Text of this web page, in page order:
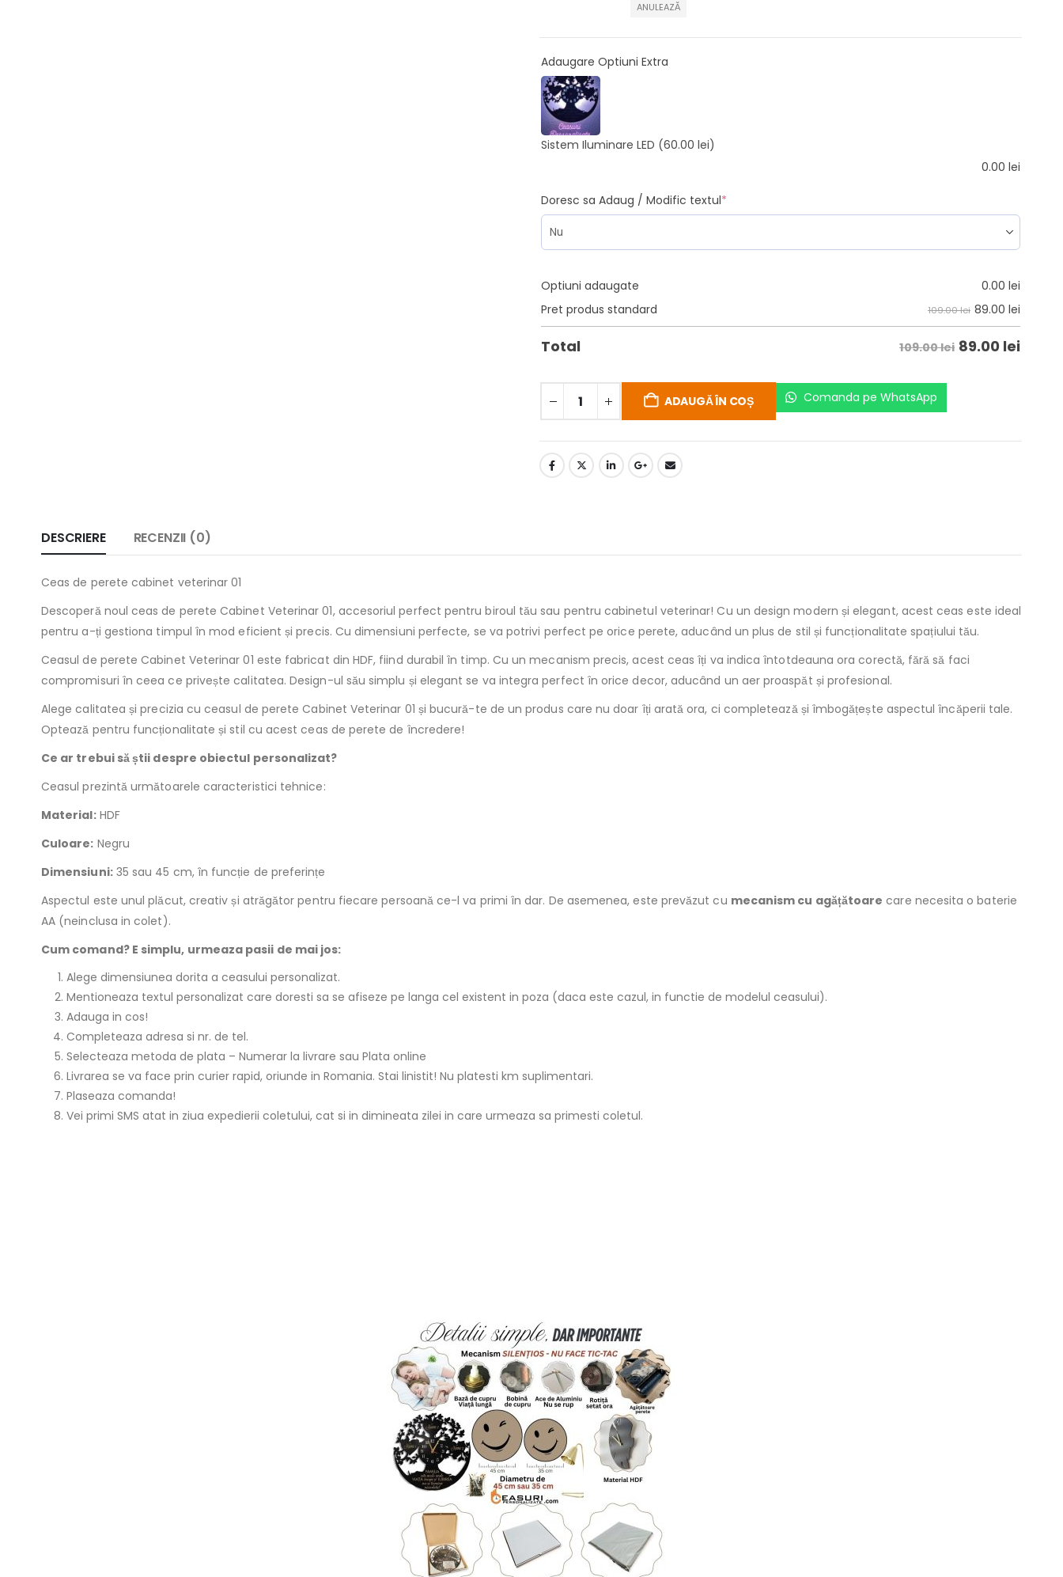
ANULEAZĂ
Adaugare Optiuni Extra
Sistem Iluminare LED (60.00 lei)
0.00 lei
Doresc sa Adaug / Modific textul*
Optiuni adaugate 0.00 lei
Pret produs standard
109.00 lei 89.00 lei
Total 109.00 lei 89.00 lei
ADAUGĂ ÎN COȘ Comanda pe WhatsApp
DESCRIERE RECENZII (0)
Ceas de perete cabinet veterinar 01
Descoperă noul ceas de perete Cabinet Veterinar 01, accesoriul perfect pentru biroul tău sau pentru cabinetul veterinar! Cu un design modern și elegant, acest ceas este ideal
pentru a-ți gestiona timpul în mod eficient și precis. Cu dimensiuni perfecte, se va potrivi perfect pe orice perete, aducând un plus de stil și funcționalitate spațiului tău.
Ceasul de perete Cabinet Veterinar 01 este fabricat din HDF, fiind durabil în timp. Cu un mecanism precis, acest ceas îți va indica întotdeauna ora corectă, fără să faci
compromisuri în ceea ce privește calitatea. Design-ul său simplu și elegant se va integra perfect în orice decor, aducând un aer proaspăt și profesional.
Alege calitatea și precizia cu ceasul de perete Cabinet Veterinar 01 și bucură-te de un produs care nu doar îți arată ora, ci completează și îmbogățește aspectul încăperii tale.
Optează pentru funcționalitate și stil cu acest ceas de perete de încredere!
Ce ar trebui să știi despre obiectul personalizat?
Ceasul prezintă următoarele caracteristici tehnice:
Material:HDF
Culoare: Negru
Dimensiuni:35 sau 45 cm, în funcție de preferințe
Aspectul este unul plăcut, creativ și atrăgător pentru fiecare persoană ce-l va primi în dar. De asemenea, este prevăzut cu mecanism cu agățătoare care necesita o baterie
AA (neinclusa in colet).
Cum comand? E simplu, urmeaza pasii de mai jos:
Alege dimensiunea dorita a ceasului personalizat.
Mentioneaza textul personalizat care doresti sa se afiseze pe langa cel existent in poza (daca este cazul, in functie de modelul ceasului).
Adauga in cos!
Completeaza adresa si nr. de tel.
Selecteaza metoda de plata – Numerar la livrare sau Plata online
Livrarea se va face prin curier rapid, oriunde in Romania. Stai linistit! Nu platesti km suplimentari.
Plaseaza comanda!
Vei primi SMS atat in ziua expedierii coletului, cat si in dimineata zilei in care urmeaza sa primesti coletul.